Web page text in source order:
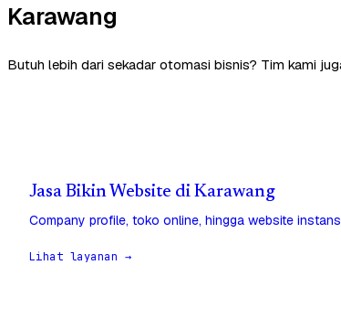
Karawang
Butuh lebih dari sekadar otomasi bisnis? Tim kami
Jasa Bikin Website di Karawang
Company profile, toko online, hingga website
Lihat layanan →